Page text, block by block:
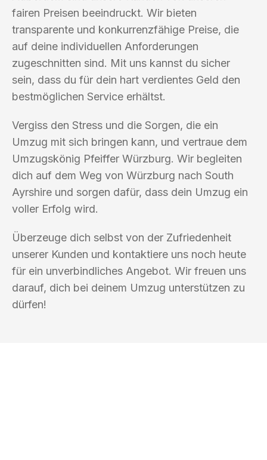
fairen Preisen beeindruckt. Wir bieten
transparente und konkurrenzfähige Preise, die
auf deine individuellen Anforderungen
zugeschnitten sind. Mit uns kannst du sicher
sein, dass du für dein hart verdientes Geld den
bestmöglichen Service erhältst.
Vergiss den Stress und die Sorgen, die ein
Umzug mit sich bringen kann, und vertraue dem
Umzugskönig Pfeiffer Würzburg. Wir begleiten
dich auf dem Weg von Würzburg nach South
Ayrshire und sorgen dafür, dass dein Umzug ein
voller Erfolg wird.
Überzeuge dich selbst von der Zufriedenheit
unserer Kunden und kontaktiere uns noch heute
für ein unverbindliches Angebot. Wir freuen uns
darauf, dich bei deinem Umzug unterstützen zu
dürfen!